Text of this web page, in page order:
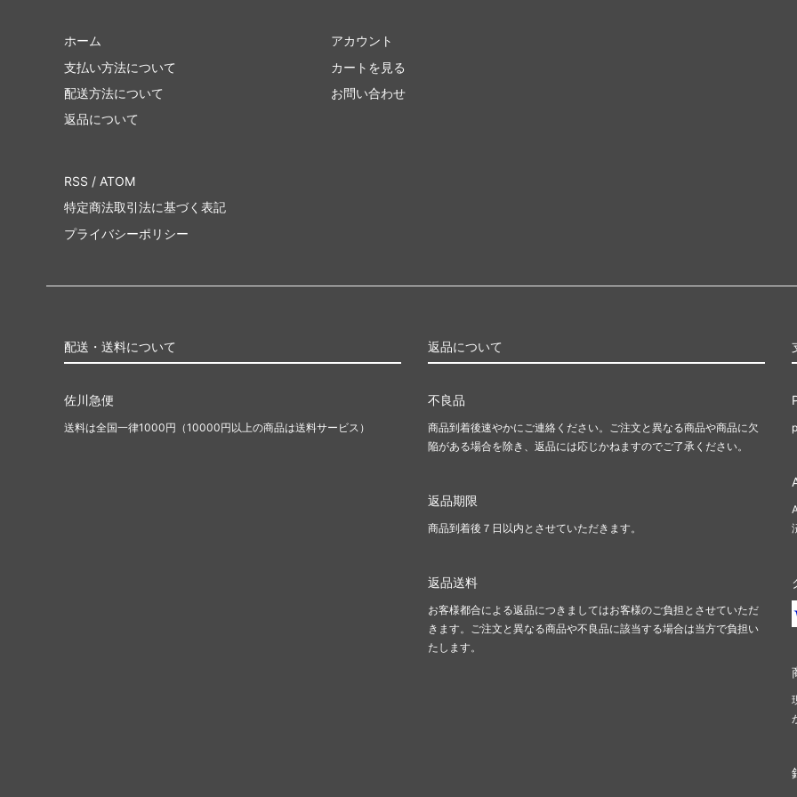
ホーム
支払い方法について
配送方法について
返品について
アカウント
カートを見る
お問い合わせ
RSS / ATOM
特定商法取引法に基づく表記
プライバシーポリシー
配送・送料について
佐川急便
送料は全国一律1000円（10000円以上の商品は送料サービス）
返品について
不良品
商品到着後速やかにご連絡ください。ご注文と異なる商品や商品に欠
陥がある場合を除き、返品には応じかねますのでご了承ください。
返品期限
商品到着後７日以内とさせていただきます。
返品送料
お客様都合による返品につきましてはお客様のご負担とさせていただ
きます。ご注文と異なる商品や不良品に該当する場合は当方で負担い
たします。